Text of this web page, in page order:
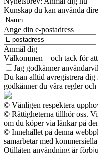
Kunskap du kan använda
Ange din e-postadress
Anmäl dig
Välkommen – och tack för
Jag godkänner
Du kan alltid avregistrera
godkänner du våra regler
© Vänligen respektera
© Rättigheterna tillhör oss.
om du köper via länkar på
© Innehållet på denna
samarbetar med
Otillåten användning är